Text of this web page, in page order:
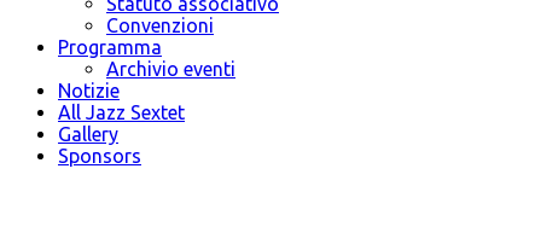
Convenzioni
Programma
Archivio eventi
Notizie
All Jazz Sextet
Gallery
Sponsors